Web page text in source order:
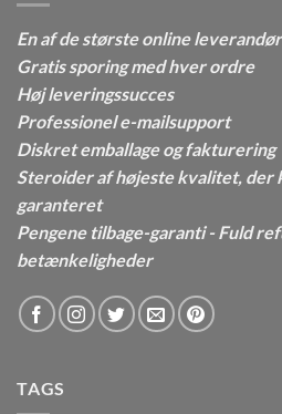
En af de største online
Gratis sporing med hver ordre
Høj leveringssucces
Professionel e-mailsupport
Diskret emballage og fakturering
Steroider af højeste kvalitet, der
garanteret
Pengene tilbage-garanti - Fuld
betænkeligheder
TAGS